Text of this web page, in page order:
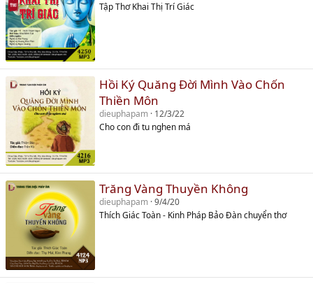
Tập Thơ Khai Thị Trí Giác
Hồi Ký Quăng Đời Mình Vào Chốn
Thiền Môn
dieuphapam 12/3/22
Cho con đi tu nghen má
Trăng Vàng Thuyền Không
dieuphapam 9/4/20
Thích Giác Toàn - Kinh Pháp Bảo Đàn chuyển thơ